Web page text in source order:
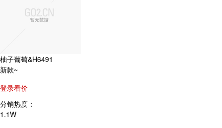
柚子葡萄&H6491
新款~
登录看价
分销热度：
1.1W